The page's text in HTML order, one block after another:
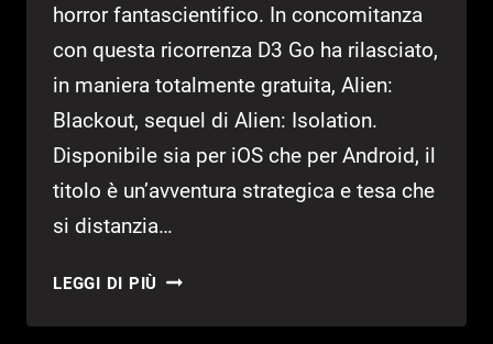
horror fantascientifico. In concomitanza
con questa ricorrenza D3 Go ha rilasciato,
in maniera totalmente gratuita, Alien:
Blackout, sequel di Alien: Isolation.
Disponibile sia per iOS che per Android, il
titolo è un’avventura strategica e tesa che
si distanzia…
LEGGI DI PIÙ ALIEN
DA